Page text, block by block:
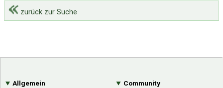
zurück zur Suche
Allgemein Community